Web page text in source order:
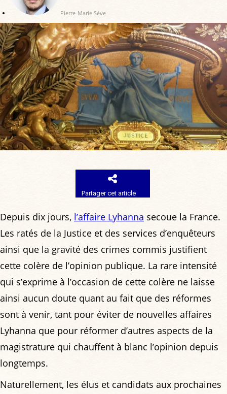
Pierre-Marie Sève
Partager cet article
Depuis dix jours, l’affaire Lyhanna secoue la France.
Les ratés de la Justice et des services d’enquêteurs
ainsi que la gravité des crimes commis justifient
cette colère de l’opinion publique. La rare intensité
qui s’exprime à l’occasion de cette colère ne laisse
ainsi aucun doute quant au fait que des réformes
sont à venir, tant pour éviter de nouvelles affaires
Lyhanna que pour réformer d’autres aspects de la
magistrature qui chauffent à blanc l’opinion depuis
longtemps.
Naturellement, les élus et candidats aux prochaines